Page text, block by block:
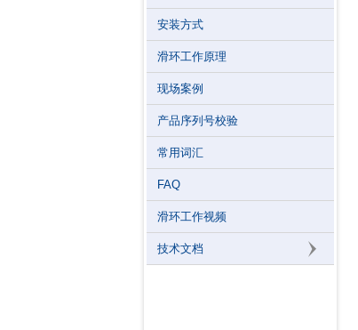
安装方式
滑环工作原理
现场案例
产品序列号校验
常用词汇
FAQ
滑环工作视频
技术文档